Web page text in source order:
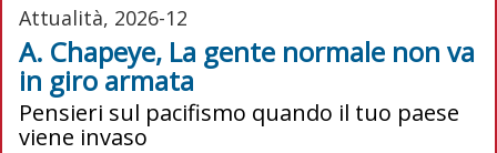
Attualità, 2026-12
A. Chapeye, La gente normale non va
in giro armata
Pensieri sul pacifismo quando il tuo paese
viene invaso